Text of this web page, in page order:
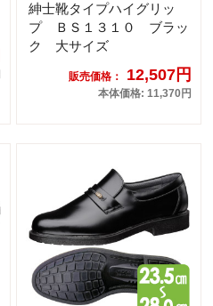
紳士靴タイプハイグリッ
プ ＢＳ１３１０ ブラッ
ク 大サイズ
販売価格： 12,507円
本体価格: 11,370円